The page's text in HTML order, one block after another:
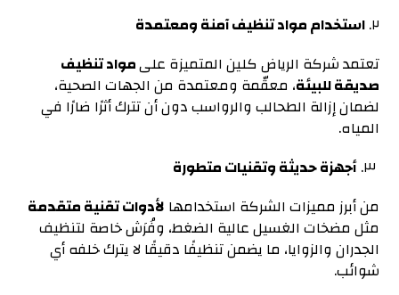
٢. استخدام مواد تنظيف آمنة ومعتمدة
تعتمد شركة الرياض كلين المتميزة علىمواد تنظيف
صديقة للبيئة، معقّمة ومعتمدة من الجهات الصحية،
لضمان إزالة الطحالب والرواسب دون أن تترك أثرًا ضارًا في
المياه.
أجهزة حديثة وتقنيات متطورة
من أبرز مميزات الشركة استخدامها لأدوات تقنية متقدمة
مثل مضخات الغسيل عالية الضغط، وفُرَش خاصة لتنظيف
الجدران والزوايا، ما يضمن تنظيفًا دقيقًا لا يترك خلفه أي
شوائب.